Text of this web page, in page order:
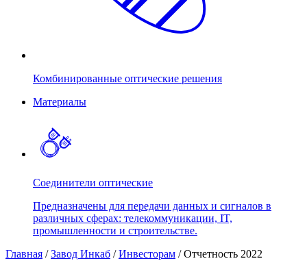
Комбинированные оптические решения
Материалы
Соединители оптические
Предназначены для передачи данных и сигналов в
различных сферах: телекоммуникации, IT,
промышленности и строительстве.
Главная / Завод Инкаб / Инвесторам / Отчетность 2022